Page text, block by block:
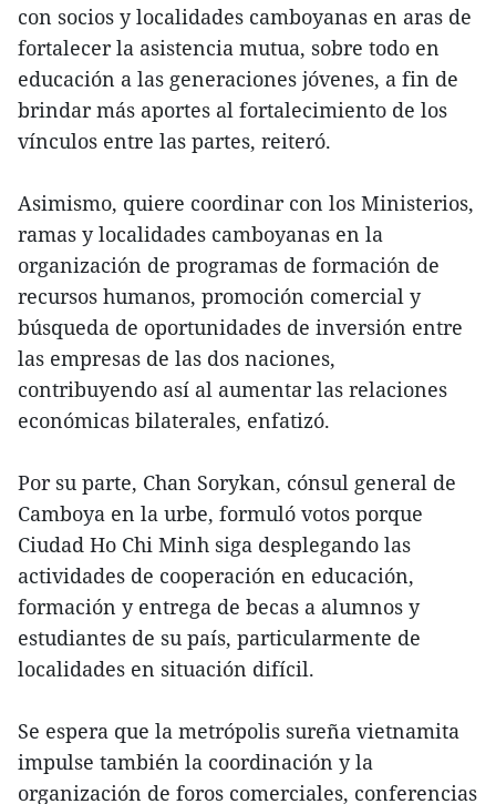
con socios y localidades camboyanas en aras de
fortalecer la asistencia mutua, sobre todo en
educación a las generaciones jóvenes, a fin de
brindar más aportes al fortalecimiento de los
vínculos entre las partes, reiteró.
Asimismo, quiere coordinar con los Ministerios,
ramas y localidades camboyanas en la
organización de programas de formación de
recursos humanos, promoción comercial y
búsqueda de oportunidades de inversión entre
las empresas de las dos naciones,
contribuyendo así al aumentar las relaciones
económicas bilaterales, enfatizó.
Por su parte, Chan Sorykan, cónsul general de
Camboya en la urbe, formuló votos porque
Ciudad Ho Chi Minh siga desplegando las
actividades de cooperación en educación,
formación y entrega de becas a alumnos y
estudiantes de su país, particularmente de
localidades en situación difícil.
Se espera que la metrópolis sureña vietnamita
impulse también la coordinación y la
organización de foros comerciales, conferencias